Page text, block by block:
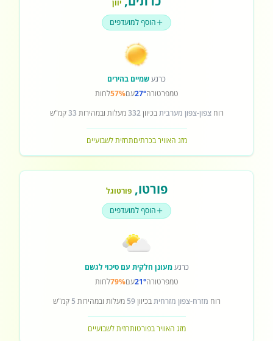
יוון
הוסף למועדפים
כרגעשמיים בהירים
טמפרטורה27°עם57%לחות
רוחצפון-צפון מערביתבכיוון332מעלות ובמהירות 33קמ"ש
מזג האוויר בכרתיםתחזית לשבועיים
פורטו,פורטוגל
הוסף למועדפים
כרגעמעונן חלקית עם סיכוי לגשם
טמפרטורה21°עם79%לחות
רוח מזרח-צפון מזרחיתבכיוון59 מעלות ובמהירות 5 קמ"ש
מזג האוויר בפורטותחזית לשבועיים